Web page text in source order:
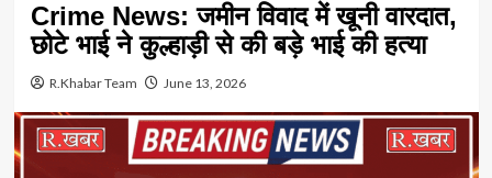
Crime News: जमीन विवाद में खूनी वारदात,
छोटे भाई ने कुल्हाड़ी से की बड़े भाई की हत्या
R.Khabar Team June 13, 2026